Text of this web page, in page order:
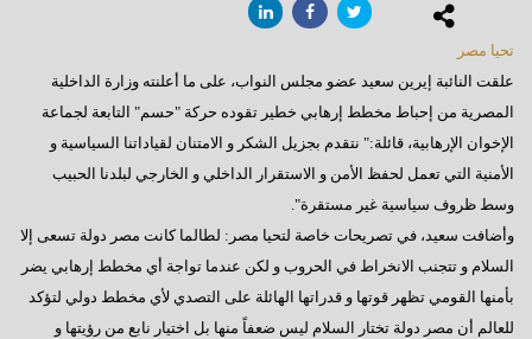
تحيا مصر
علقت النائبة إيرين سعيد عضو مجلس النواب، على ما أعلنته وزارة الداخلية
المصرية من إحباط مخطط إرهابي خطير تقوده حركة "حسم" التابعة لجماعة
الإخوان الإرهابية، قائلة:" نتقدم بجزيل الشكر و الامتنان لقياداتنا السياسية و
الأمنية التي تعمل لحفظ الأمن و الاستقرار الداخلي و الخارجي لبلدنا الحبيب
وسط ظروف سياسية غير مستقرة".
وأضافت سعيد، في تصريحات خاصة لتحيا مصر: لطالما كانت مصر دولة تسعى إلا
السلام و تتجنب الانخراط في الحروب و لكن عندما تواجة أي مخطط إرهابي يضر
بأمنها القومي تظهر قوتها و قدراتها الهائلة على التصدي لأي مخطط دولي لتؤكد
للعالم أن مصر دولة تختار السلام ليس ضعفاً منها بل اختيار نابع من رؤيتها و